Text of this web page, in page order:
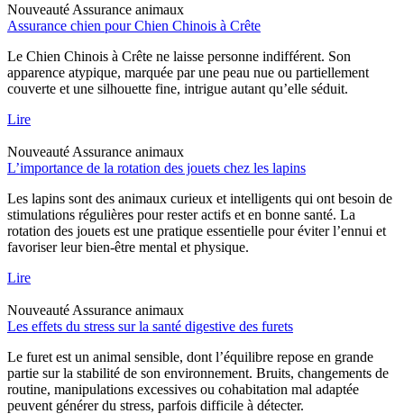
Nouveauté Assurance animaux
Assurance chien pour Chien Chinois à Crête
Le Chien Chinois à Crête ne laisse personne indifférent. Son
apparence atypique, marquée par une peau nue ou partiellement
couverte et une silhouette fine, intrigue autant qu’elle séduit.
Lire
Nouveauté Assurance animaux
L’importance de la rotation des jouets chez les lapins
Les lapins sont des animaux curieux et intelligents qui ont besoin de
stimulations régulières pour rester actifs et en bonne santé. La
rotation des jouets est une pratique essentielle pour éviter l’ennui et
favoriser leur bien-être mental et physique.
Lire
Nouveauté Assurance animaux
Les effets du stress sur la santé digestive des furets
Le furet est un animal sensible, dont l’équilibre repose en grande
partie sur la stabilité de son environnement. Bruits, changements de
routine, manipulations excessives ou cohabitation mal adaptée
peuvent générer du stress, parfois difficile à détecter.